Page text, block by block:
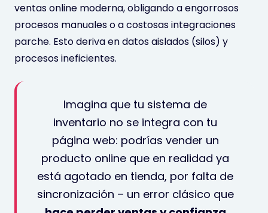
ventas online moderna, obligando a engorrosos
procesos manuales o a costosas integraciones
parche. Esto deriva en datos aislados (silos) y
procesos ineficientes.
Imagina que tu sistema de
inventario no se integra con tu
página web: podrías vender un
producto online que en realidad ya
está agotado en tienda, por falta de
sincronización – un error clásico que